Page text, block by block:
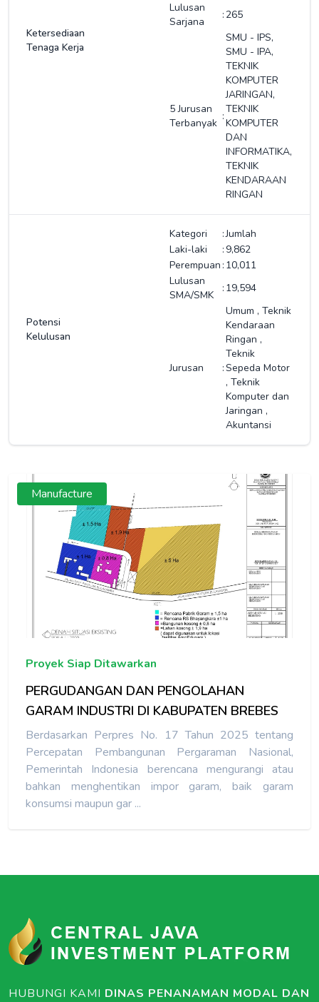
Ketersediaan
Tenaga Kerja
Lulusan
Sarjana
: 265
5 Jurusan
Terbanyak
:
SMU - IPS,
SMU - IPA,
TEKNIK
KOMPUTER
JARINGAN,
TEKNIK
KOMPUTER
DAN
INFORMATIKA,
TEKNIK
KENDARAAN
RINGAN
Potensi
Kelulusan
Kategori :Jumlah
Laki-laki
: 9,862
Perempuan : 10,011
Lulusan
SMA/SMK
: 19,594
Jurusan :
Umum , Teknik
Kendaraan
Ringan ,
Teknik
Sepeda Motor
, Teknik
Komputer dan
Jaringan ,
Akuntansi
Manufacture
Proyek Siap Ditawarkan
PERGUDANGAN DAN PENGOLAHAN
GARAM INDUSTRI DI KABUPATEN BREBES
Berdasarkan Perpres No. 17 Tahun 2025 tentang
Percepatan Pembangunan Pergaraman Nasional,
Pemerintah Indonesia berencana mengurangi atau
bahkan menghentikan impor garam, baik garam
konsumsi maupun gar ...
HUBUNGI KAMI DINAS PENANAMAN MODAL DAN